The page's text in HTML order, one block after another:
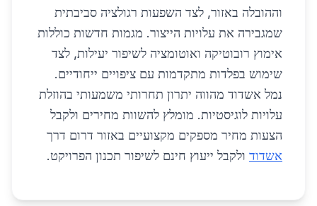
וההובלה באזור, לצד השפעות רגולציה סביבתית
שמגבירה את עלויות הייצור. מגמות חדשות כוללות
אימוץ רובוטיקה ואוטומציה לשיפור יעילות, לצד
שימוש בפלדות מתקדמות עם ציפויים ייחודיים.
נמל אשדוד מהווה יתרון תחרותי משמעותי בהוזלת
עלויות לוגיסטיות. מומלץ להשוות מחירים ולקבל
הצעות מחיר מספקים מקצועיים באזור דרום דרך
אשדוד ולקבל ייעוץ חינם לשיפור תכנון הפרויקט.